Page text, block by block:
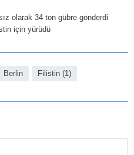
olarak 34 ton gübre gönderdi
için yürüdü
Berlin Filistin (1)